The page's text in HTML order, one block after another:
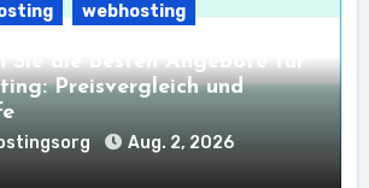
webhosting
Sie die besten Angebote für
Preisvergleich und
Aug. 2, 2026